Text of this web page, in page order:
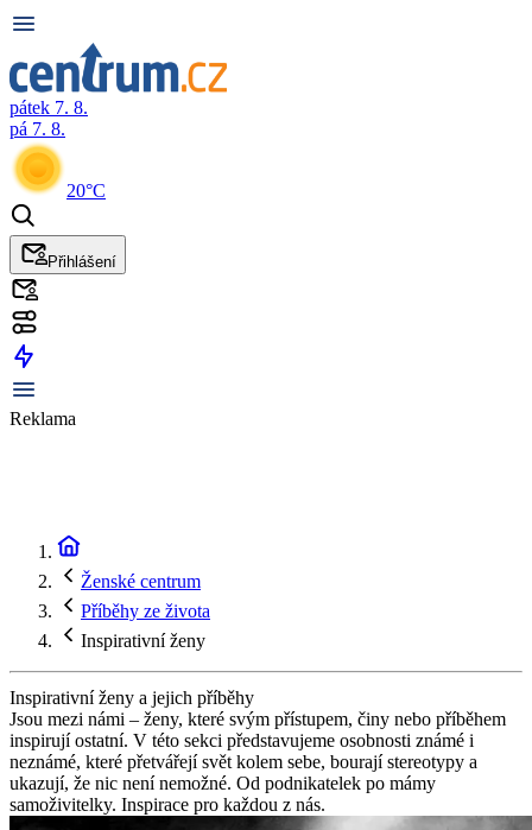
pátek 7. 8.
pá 7. 8.
20°C
Přihlášení
Reklama
Ženské centrum
Příběhy ze života
Inspirativní ženy
Inspirativní ženy a jejich příběhy
Jsou mezi námi – ženy, které svým přístupem, činy nebo příběhem
inspirují ostatní. V této sekci představujeme osobnosti známé i
neznámé, které přetvářejí svět kolem sebe, bourají stereotypy a
ukazují, že nic není nemožné. Od podnikatelek po mámy
samoživitelky. Inspirace pro každou z nás.